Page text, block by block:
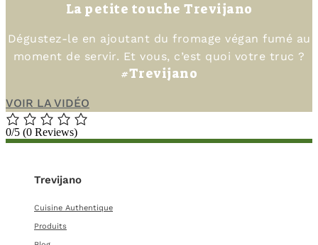
La petite touche Trevijano
Dégustez-le en ajoutant du fromage végan fumé au
moment de servir. Et vous, c’est quoi votre truc ?
#Trevijano
VOIR LA VIDÉO
0/5 (0 Reviews)
Trevijano
Cuisine Authentique
Produits